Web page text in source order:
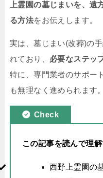
上霊園の墓じまいを、遠
る方法をお伝えします。
実は、墓じまい(改葬)の
れており、 必要なステッ
特に、専門業者のサポー
も無理なく進められます。
Check
この記事を読んで理
西野上霊園の